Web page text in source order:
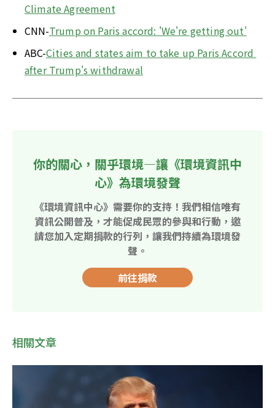
Climate Agreement
CNN-Trump on Paris accord: 'We're getting out'
ABC-Cities and states aim to take up Paris Accord
after Trump's withdrawal
你的關心，關乎環境—讓《環境資訊中
心》為環境發聲
《環境資訊中心》需要你的支持！我們相信唯有
資訊公開普及，才能促成民眾的參與和行動，邀
請您加入定期捐款的行列，讓我們持續為環境發
聲。
前往捐款
相關文章